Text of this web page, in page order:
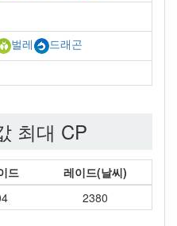
벌레
드래곤
최대 CP
드
레이드(날씨)
2380